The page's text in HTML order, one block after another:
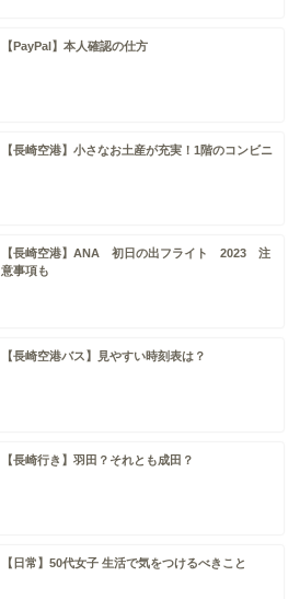
【PayPal】本人確認の仕方
【長崎空港】小さなお土産が充実！1階のコンビニ
【長崎空港】ANA 初日の出フライト 2023 注
意事項も
【長崎空港バス】見やすい時刻表は？
【長崎行き】羽田？それとも成田？
【日常】50代女子 生活で気をつけるべきこと